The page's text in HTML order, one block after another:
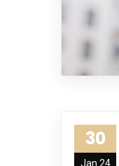
30
Jan 24